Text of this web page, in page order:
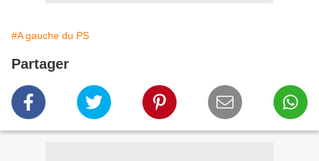
#A gauche du PS
Partager